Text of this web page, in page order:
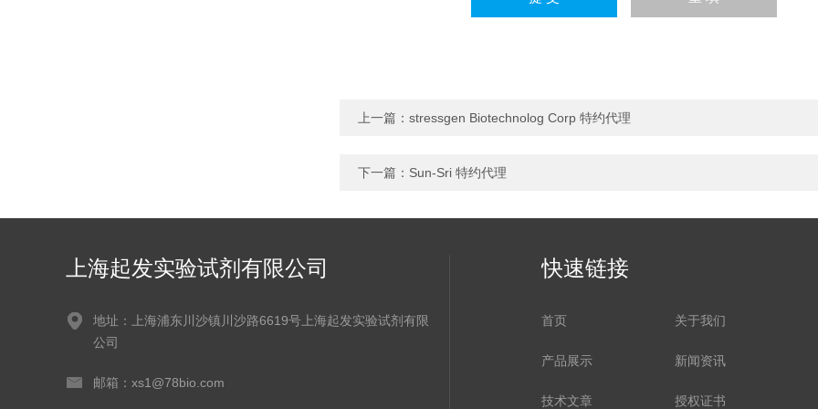
上一篇： stressgen Biotechnolog Corp 特约代理
下一篇： Sun-Sri 特约代理
上海起发实验试剂有限公司
地址：上海浦东川沙镇川沙路6619号上海起发实验试剂有限
公司
邮箱：xs1@78bio.com
快速链接
首页 关于我们
产品展示 新闻资讯
技术文章 授权证书